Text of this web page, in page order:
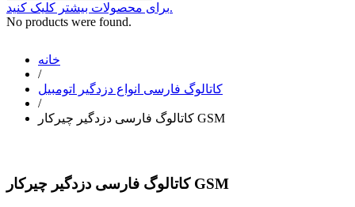
برای محصولات بیشتر کلیک کنید.
No products were found.
خانه
/
کاتالوگ فارسی انواع دزدگیر اتومبیل
/
کاتالوگ فارسی دزدگیر چیرکار GSM
کاتالوگ فارسی دزدگیر چیرکار GSM